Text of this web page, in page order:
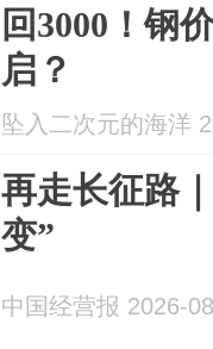
回3000！钢
启？
坠入二次元的海洋
再走长征路
变”
中国经营报 2026-